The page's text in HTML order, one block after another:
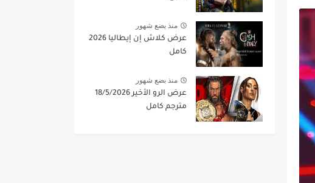
منذ بضع شهور
عرض كلاش إن إيطاليا 2026
كامل
منذ بضع شهور
عرض الرو الأخير 18/5/2026
مترجم كامل